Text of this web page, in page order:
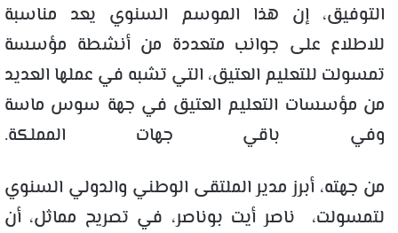
التوفيق، إن هذا الموسم السنوي يعد مناسبة
للاطلاع على جوانب متعددة من أنشطة مؤسسة
تمسولت للتعليم العتيق، التي تشبه في عملها العديد
من مؤسسات التعليم العتيق في جهة سوس ماسة
وفي باقي جهات المملكة.
من جهته، أبرز مدير الملتقى الوطني والدولي السنوي
لتمسولت، ناصر أيت بوناصر، في تصريح مماثل، أن